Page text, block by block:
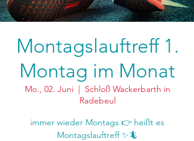
Montagslauftreff 1.
Montag im Monat
Mo., 02. Juni
  |
Schloß Wackerbarth in
Radebeul
immer wieder Montags 👉 heißt es
Montagslauftreff ✨🦎